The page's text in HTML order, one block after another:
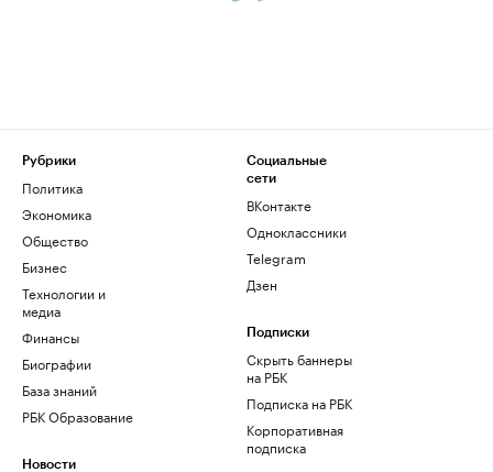
Рубрики
Политика
Экономика
Общество
Бизнес
Технологии и
медиа
Финансы
Биографии
База знаний
РБК Образование
Новости
Социальные
сети
ВКонтакте
Одноклассники
Telegram
Дзен
Подписки
Скрыть баннеры
на РБК
Подписка на РБК
Корпоративная
подписка